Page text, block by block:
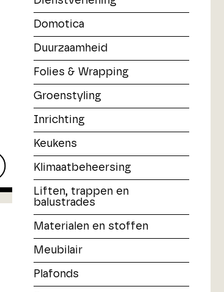
Domotica
Duurzaamheid
Folies & Wrapping
Groenstyling
Inrichting
Keukens
Klimaatbeheersing
Liften, trappen en
balustrades
Materialen en stoffen
Meubilair
Plafonds